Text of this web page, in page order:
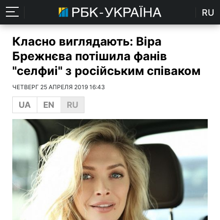
RU
Класно виглядають: Віра
Брежнєва потішила фанів
"селфиі" з російським співаком
ЧЕТВЕРГ 25 АПРЕЛЯ 2019 16:43
UA EN RU